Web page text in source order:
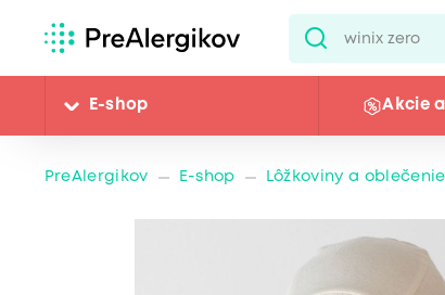
E-shop Akcie
PreAlergikov E-shop Lôžkoviny a oblečenie